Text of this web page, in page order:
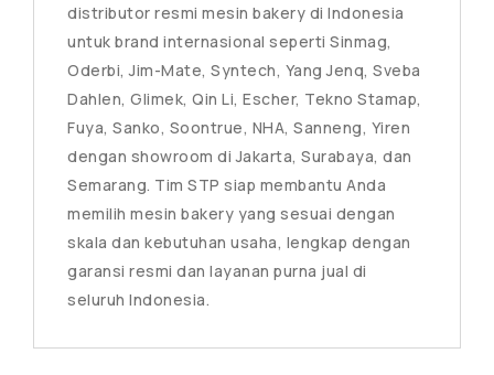
distributor resmi mesin bakery di Indonesia
untuk brand internasional seperti Sinmag,
Oderbi, Jim-Mate, Syntech, Yang Jenq, Sveba
Dahlen, Glimek, Qin Li, Escher, Tekno Stamap,
Fuya, Sanko, Soontrue, NHA, Sanneng, Yiren
dengan showroom di Jakarta, Surabaya, dan
Semarang. Tim STP siap membantu Anda
memilih mesin bakery yang sesuai dengan
skala dan kebutuhan usaha, lengkap dengan
garansi resmi dan layanan purna jual di
seluruh Indonesia.